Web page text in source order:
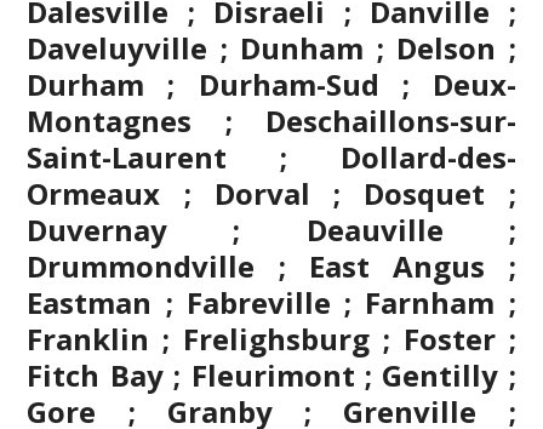
Dalesville ; Disraeli ; Danville ;
Daveluyville ; Dunham ; Delson ;
Durham ; Durham-Sud ; Deux-
Montagnes ; Deschaillons-sur-
Saint-Laurent ; Dollard-des-
Ormeaux ; Dorval ; Dosquet ;
Duvernay ; Deauville ;
Drummondville ; East Angus ;
Eastman ; Fabreville ; Farnham ;
Franklin ; Frelighsburg ; Foster ;
Fitch Bay ; Fleurimont ; Gentilly ;
Gore ; Granby; Grenville ;